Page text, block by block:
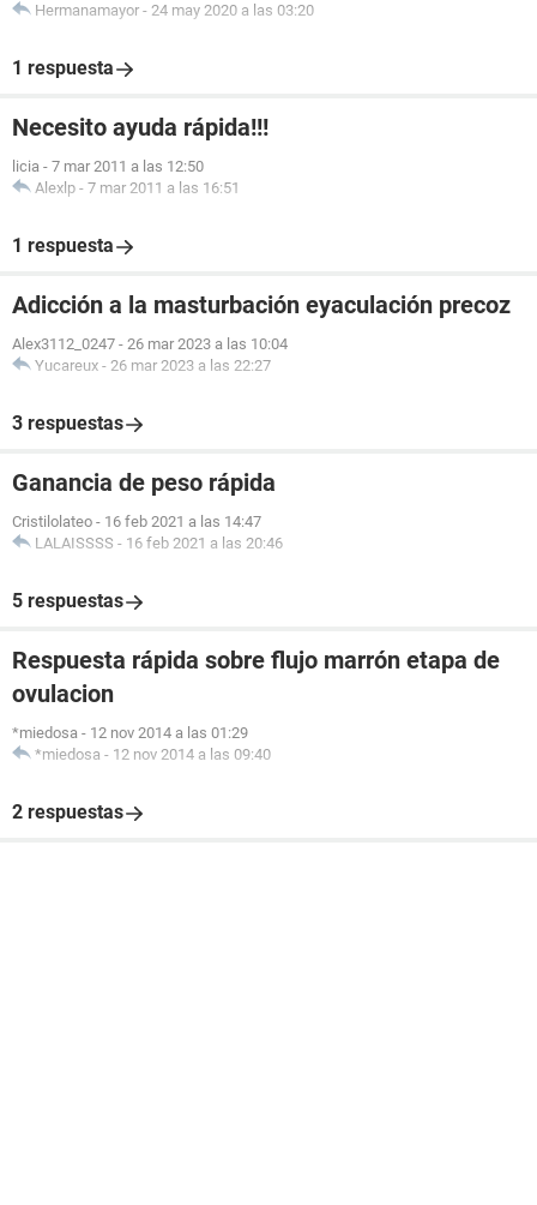
Hermanamayor - 24 may 2020 a las 03:20
1 respuesta
Necesito ayuda rápida!!!
licia - 7 mar 2011 a las 12:50
Alexlp - 7 mar 2011 a las 16:51
1 respuesta
Adicción a la masturbación eyaculación precoz
Alex3112_0247 - 26 mar 2023 a las 10:04
Yucareux - 26 mar 2023 a las 22:27
3 respuestas
Ganancia de peso rápida
Cristilolateo - 16 feb 2021 a las 14:47
LALAISSSS - 16 feb 2021 a las 20:46
5 respuestas
Respuesta rápida sobre flujo marrón etapa de
ovulacion
*miedosa - 12 nov 2014 a las 01:29
*miedosa - 12 nov 2014 a las 09:40
2 respuestas